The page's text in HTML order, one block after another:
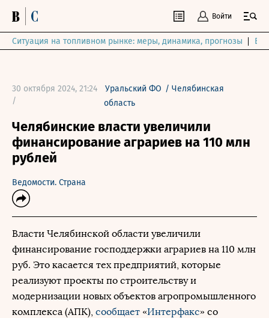
Войти
Ситуация на топливном рынке: меры, динамика, прогнозы
30 октября 2024, 21:24
/
Уральский ФО / Челябинская
область
Челябинские власти увеличили
финансирование аграриев на 110 млн
рублей
Ведомости. Страна
Власти Челябинской области увеличили
финансирование господдержки аграриев на 110 млн
руб. Это касается тех предприятий, которые
реализуют проекты по строительству и
модернизации новых объектов агропромышленного
комплекса (АПК), сообщает «Интерфакс» со